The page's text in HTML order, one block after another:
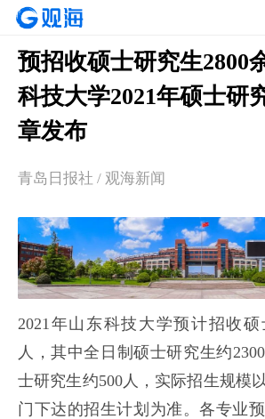
预招收硕士研究生2800
科技大学2021年硕士研
章发布
青岛日报社 / 观海新闻
2021年山东科技大学预计招收硕
人，其中全日制硕士研究生约
士研究生约500人，实际招生规模
门下达的招生计划为准。各专业